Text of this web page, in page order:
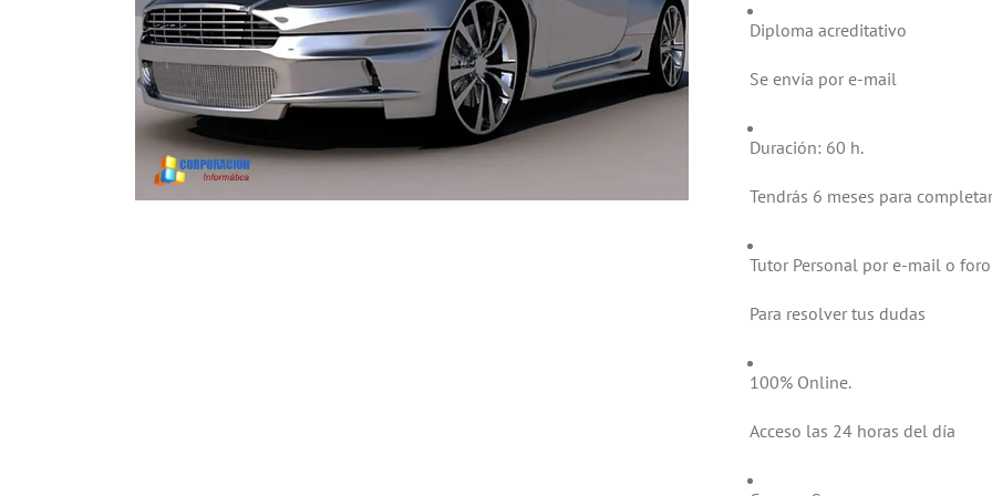
Diploma acreditativo
Se envía por e-mail
Duración: 60 h.
Tendrás 6 meses para
Tutor Personal por e-mail o foro
Para resolver tus dudas
100% Online.
Acceso las 24 horas del día